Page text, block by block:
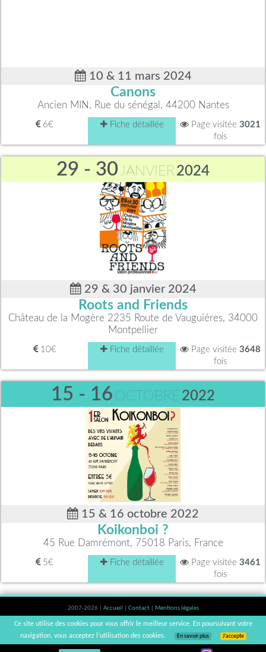
10 & 11 mars 2024
Canons
Ancien MIN, Rue du sénégal, 44200 Nantes
6€ Fiche détaillée Page visitée 3021
fois
29 - 30 JANVIER 2024
29 & 30 janvier 2024
Roots and Friends
Château de la Mogère 2235 Route de Vauguiéres, 34000
Montpellier
10€ Fiche détaillée Page visitée 3648
fois
15 - 16 OCTOBRE 2022
15 & 16 octobre 2022
Koikonboi ?
45 Rue Damrémont, 75018 Paris, France
5€ Fiche détaillée Page visitée 3461
fois
2007-2026 | Accueil Contact
Mentions légales
L'abus d'alcool est dangereux pour la santé, à consommer avec modération. |
vinsnaturels | v3.12
Ce site utilise des cookies pour vous offrir le meilleur service. En poursuivant votre
navigation, vous acceptez l’utilisation des cookies.
En savoir plus J’accepte